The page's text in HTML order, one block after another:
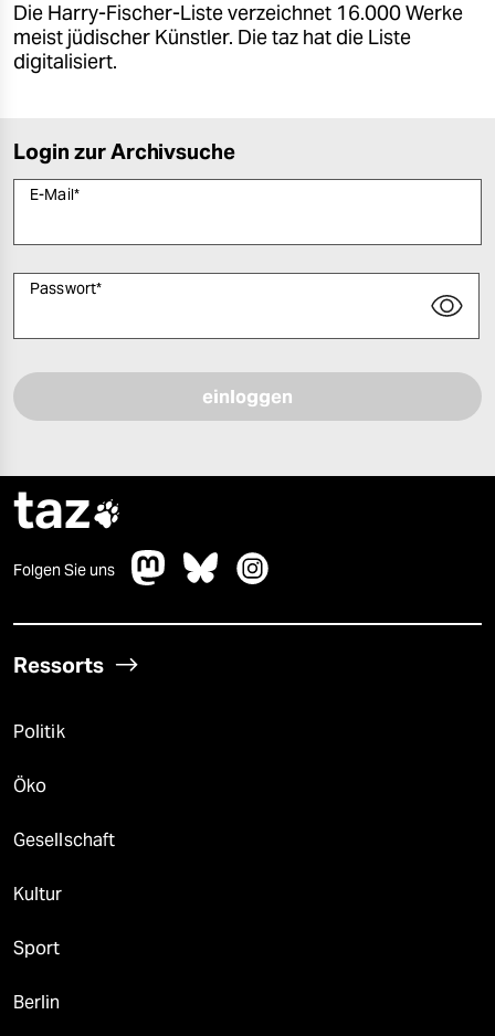
Die Harry-Fischer-Liste verzeichnet 16.000 Werke
meist jüdischer Künstler. Die taz hat die Liste
digitalisiert.
Login zur Archivsuche
E-Mail*
Passwort*
taz
Folgen Sie uns
Ressorts
Politik
Öko
Gesellschaft
Kultur
Sport
Berlin